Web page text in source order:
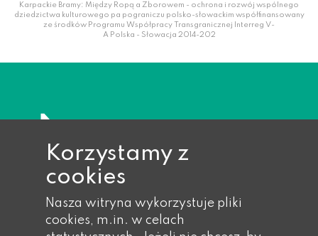
Karpackie Bramy: Między Ropą a Zborowem - ochrona i rozwój wspólnego
dziedzictwa kulturowego pa pograniczu polsko-słowackim współfinansowany
ze środków Programu Współpracy Transgranicznej Interreg V-
A Polska - Słowacja 2014-202
Korzystamy z
cookies
Nasza witryna wykorzystuje pliki
cookies, m.in. w celach